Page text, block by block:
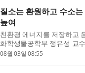
질소는 환원하고 수소
높여
친환경 에너지를 저장하고
화학생물공학부 정유성 교
소 ...
08월 03일 08:55